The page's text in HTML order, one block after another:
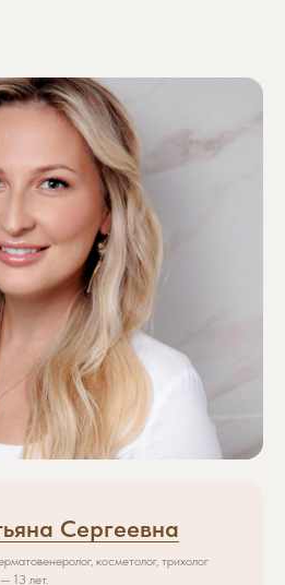
Сергеевна
косметолог, трихолог
13 лет.